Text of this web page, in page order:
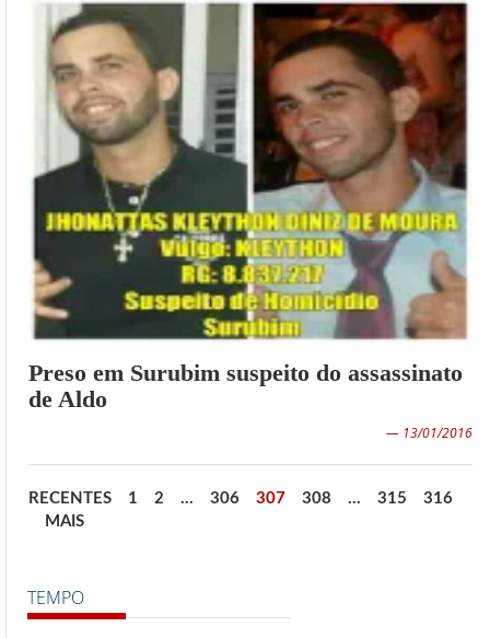
Preso em Surubim suspeito do assassinato
de Aldo
— 13/01/2016
RECENTES 1 2 … 306 307 308 … 315
316
MAIS
TEMPO